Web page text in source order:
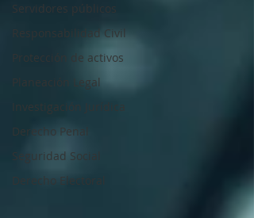
Servidores públicos
Responsabilidad Civil
Protección de activos
Planeación Legal
Investigación Jurídica
Derecho Penal
Seguridad Social
Derecho Electoral